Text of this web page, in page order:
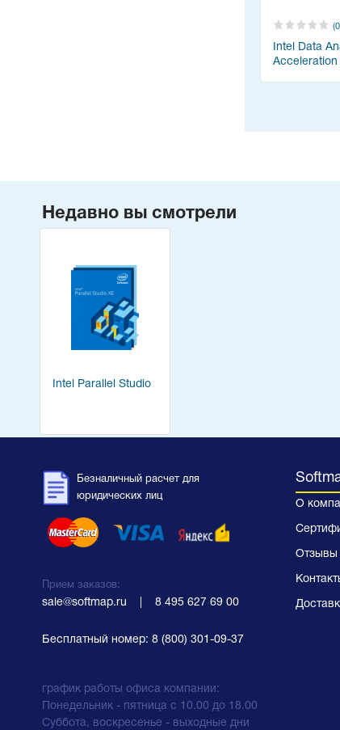
Intel Data
Acceleration
Недавно вы смотрели
Intel Parallel Studio
Безналичный расчет для
юридических лиц
Прием заказов:
sale@softmap.ru 8 495 627 69 00
Бесплатный номер: 8 (800) 301-09-37
график работы офиса компании:
Понедельник - пятница с 10.00 до 18.00
Суббота, воскресенье - выходные дни
О
Отзывы